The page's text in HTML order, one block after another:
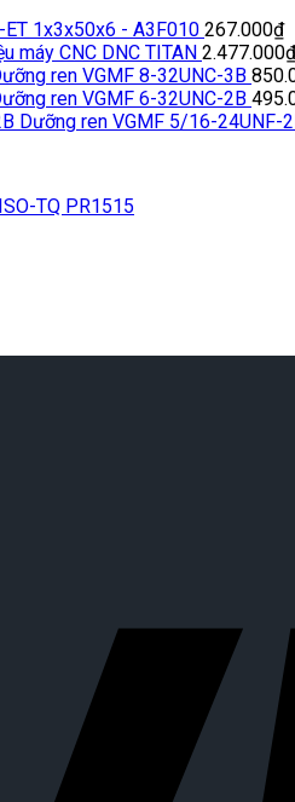
ET 1x3x50x6 - A3F010 267.000₫
máy CNC DNC TITAN 2.477.000₫
ren VGMF 8-32UNC-3B
ren VGMF 6-32UNC-2B
Dưỡng ren VGMF 5/16-24UNF-
TQ PR1515